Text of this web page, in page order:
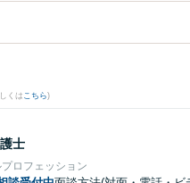
くは こちら)
士
ロフェッション